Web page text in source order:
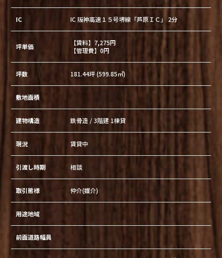
IC IC 阪神高速１５号堺線「芦原ＩＣ」 2分
坪単価
【賃料】7,275円
【管理費】0円
坪数 181.44坪 (599.85㎡)
敷地面積
建物構造 鉄骨造 / 3階建 1棟貸
現況 賃貸中
引渡し時期 相談
取引態様 仲介(媒介)
用途地域
前面道路幅員